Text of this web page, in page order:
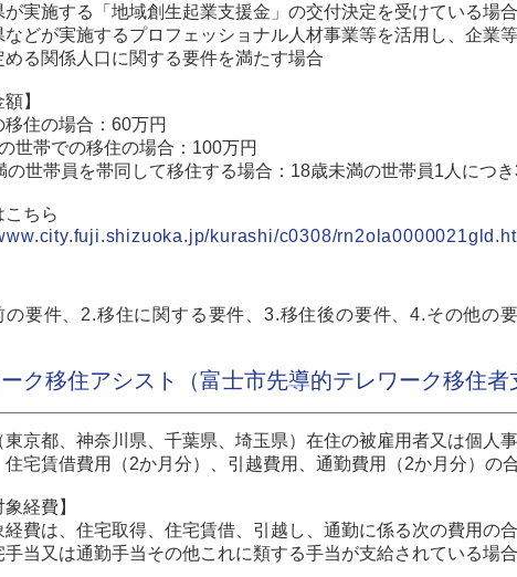
が実施する「地域創生起業支援金」の交付決定を受けている場合
などが実施するプロフェッショナル人材事業等を活用し、企業
める関係人口に関する要件を満たす場合
】
移住の場合：60万円
世帯での移住の場合：100万円
の世帯員を帯同して移住する場合：18歳未満の世帯員1人につ
こちら
kurashi/c0308/
の要件、2.移住に関する要件、3.移住後の要件、4.その他の
ク移住アシスト（富士市先導的テレワーク移住者
東京都、神奈川県、千葉県、埼玉県）在住の被雇用者又は個人
住宅賃借費用（2か月分）、引越費用、通勤費用（2か月分）の
象経費】
経費は、住宅取得、住宅賃借、引越し、通勤に係る次の費用の
手当又は通勤手当その他これに類する手当が支給されている場